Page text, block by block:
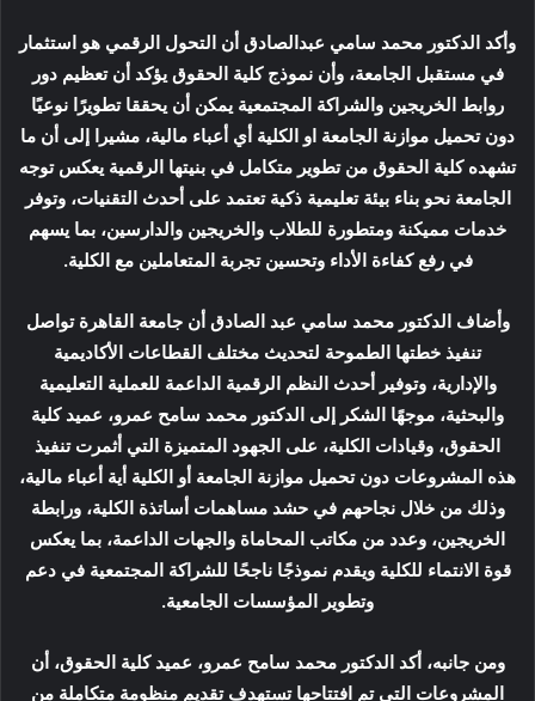
وأكد الدكتور محمد سامي عبدالصادق أن التحول الرقمي هو استثمار
في مستقبل الجامعة، وأن نموذج كلية الحقوق يؤكد أن تعظيم دور
روابط الخريجين والشراكة المجتمعية يمكن أن يحققا تطويرًا نوعيًا
دون تحميل موازنة الجامعة او الكلية أي أعباء مالية، مشيرا إلى أن ما
تشهده كلية الحقوق من تطوير متكامل في بنيتها الرقمية يعكس توجه
الجامعة نحو بناء بيئة تعليمية ذكية تعتمد على أحدث التقنيات، وتوفر
خدمات مميكنة ومتطورة للطلاب والخريجين والدارسين، بما يسهم
في رفع كفاءة الأداء وتحسين تجربة المتعاملين مع الكلية.
وأضاف الدكتور محمد سامي عبد الصادق أن جامعة القاهرة تواصل
تنفيذ خطتها الطموحة لتحديث مختلف القطاعات الأكاديمية
والإدارية، وتوفير أحدث النظم الرقمية الداعمة للعملية التعليمية
والبحثية، موجهًا الشكر إلى الدكتور محمد سامح عمرو، عميد كلية
الحقوق، وقيادات الكلية، على الجهود المتميزة التي أثمرت تنفيذ
هذه المشروعات دون تحميل موازنة الجامعة أو الكلية أية أعباء مالية،
وذلك من خلال نجاحهم في حشد مساهمات أساتذة الكلية، ورابطة
الخريجين، وعدد من مكاتب المحاماة والجهات الداعمة، بما يعكس
قوة الانتماء للكلية ويقدم نموذجًا ناجحًا للشراكة المجتمعية في دعم
وتطوير المؤسسات الجامعية.
ومن جانبه، أكد الدكتور محمد سامح عمرو، عميد كلية الحقوق، أن
المشروعات التي تم افتتاحها تستهدف تقديم منظومة متكاملة من